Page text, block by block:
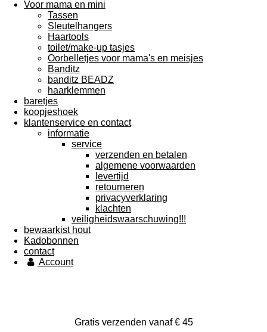
Voor mama en mini
Tassen
Sleutelhangers
Haartools
toilet/make-up tasjes
Oorbelletjes voor mama's en meisjes
Banditz
banditz BEADZ
haarklemmen
baretjes
koopjeshoek
klantenservice en contact
informatie
service
verzenden en betalen
algemene voorwaarden
levertijd
retourneren
privacyverklaring
klachten
veiligheidswaarschuwing!!!
bewaarkist hout
Kadobonnen
contact
Account
Gratis verzenden vanaf € 45